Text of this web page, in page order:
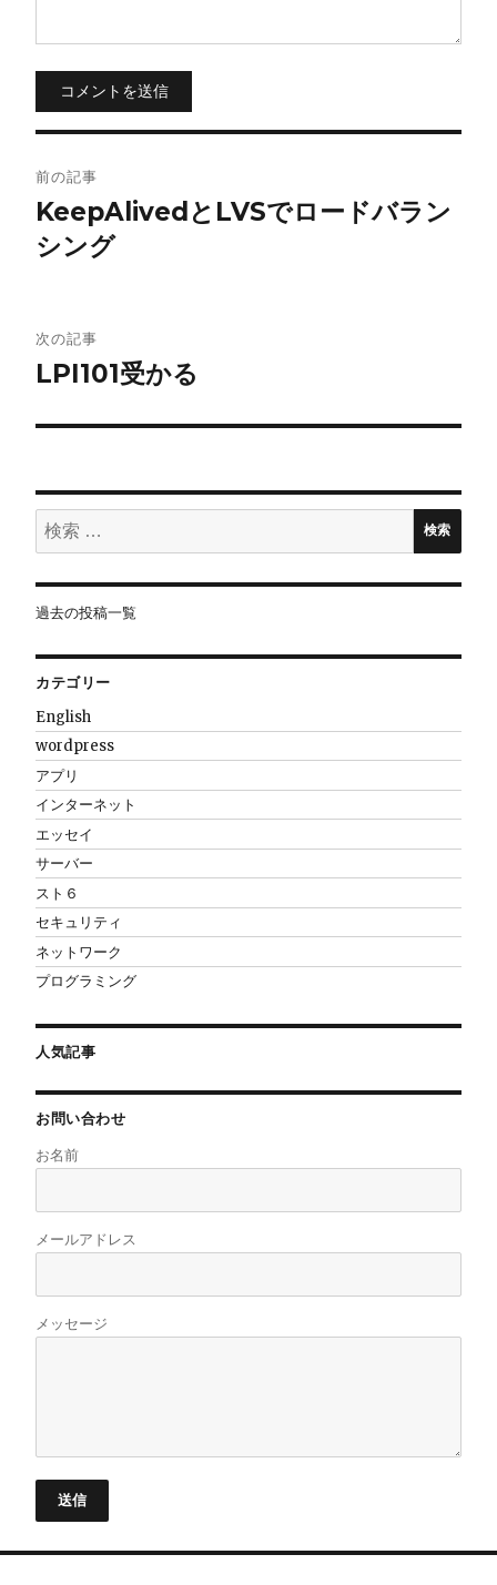
コメントを送信
稿
ナ
ゲ
ー
シ
ョ
ン
前の記事
KeepAlivedとLVSでロードバラン
シング
次の記事
LPI101受かる
検
索:
検索
過去の投稿一覧
カテゴリー
English
wordpress
アプリ
インターネット
エッセイ
サーバー
スト６
セキュリティ
ネットワーク
プログラミング
人気記事
お問い合わせ
お名前
メールアドレス
メッセージ
送信